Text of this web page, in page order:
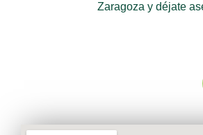
Zaragoza y déjate